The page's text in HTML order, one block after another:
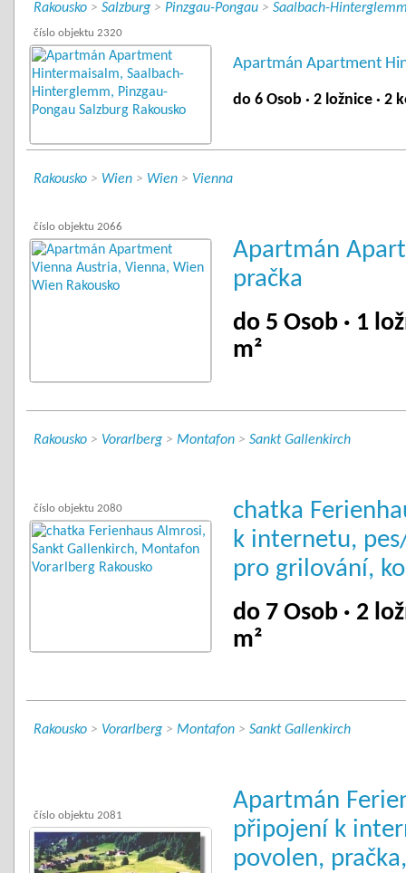
Rakousko > Salzburg > Pinzgau-Pongau > Saalbach-
číslo objektu 2320
Apartmán Apartment
do 6 Osob · 2 ložnice · 2
Rakousko > Wien > Wien > Vienna
číslo objektu 2066
Apartmán
pračka
do 5 Osob · 1
m²
Rakousko > Vorarlberg > Montafon > Sankt Gallenkirch
číslo objektu 2080
chatka
k internetu,
pro grilování,
do 7 Osob · 2
m²
Rakousko > Vorarlberg > Montafon > Sankt Gallenkirch
číslo objektu 2081
Apartmán
připojení k
povolen,